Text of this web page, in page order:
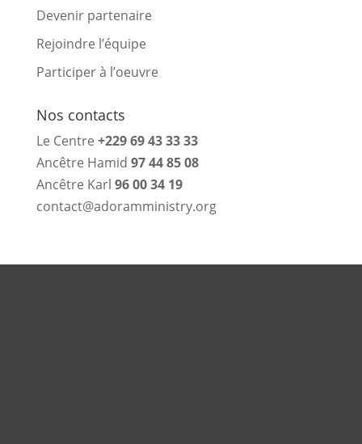
Devenir partenaire
Rejoindre l’équipe
Participer à l’oeuvre
Nos contacts
Le Centre +229 69 43 33 33
Ancêtre Hamid 97 44 85 08
Ancêtre Karl 96 00 34 19
contact@adoramministry.org